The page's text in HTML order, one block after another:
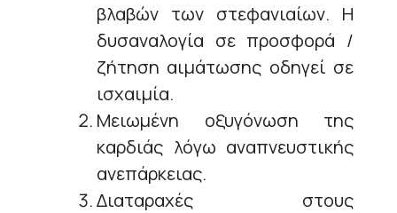
βλαβών των στεφανιαίων. Η
δυσαναλογία σε προσφορά /
ζήτηση αιμάτωσης οδηγεί σε
ισχαιμία.
Μειωμένη οξυγόνωση της
καρδιάς λόγω αναπνευστικής
ανεπάρκειας.
Διαταραχές στους